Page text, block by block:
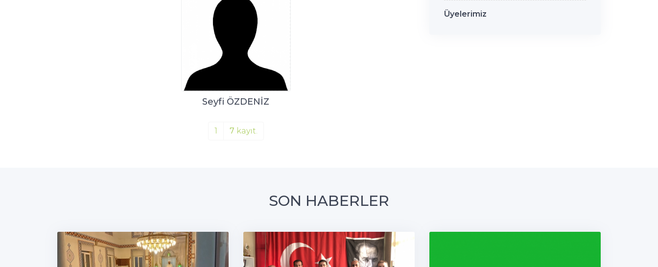
Seyfi ÖZDENİZ
1 7 kayıt.
Üyelerimiz
SON HABERLER